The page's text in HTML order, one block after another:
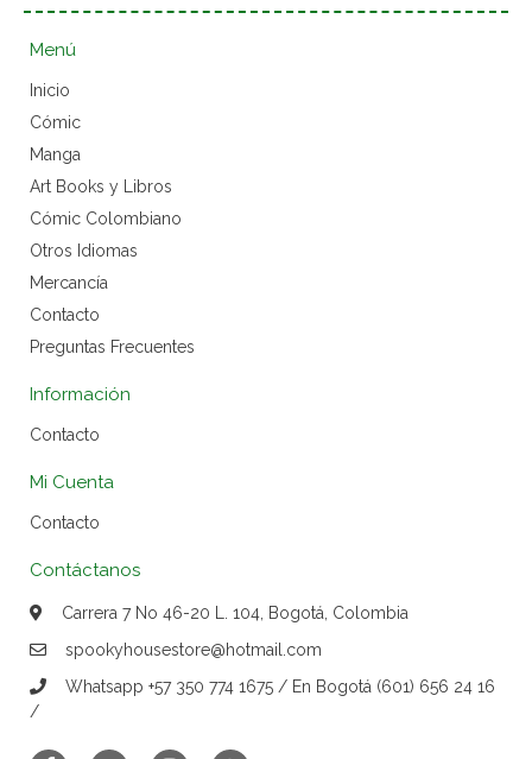
Menú
Inicio
Cómic
Manga
Art Books y Libros
Cómic Colombiano
Otros Idiomas
Mercancía
Contacto
Preguntas Frecuentes
Información
Contacto
Mi Cuenta
Contacto
Contáctanos
Carrera 7 No 46-20 L. 104, Bogotá, Colombia
spookyhousestore@hotmail.com
Whatsapp +57 350 774 1675 / En Bogotá (601) 656 24 16
/